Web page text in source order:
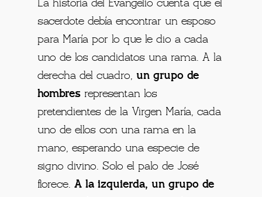
La historia del Evangelio cuenta que el
sacerdote debía encontrar un esposo
para María por lo que le dio a cada
uno de los candidatos una rama. A la
derecha del cuadro, un grupo de
hombres representan los
pretendientes de la Virgen María, cada
uno de ellos con una rama en la
mano, esperando una especie de
signo divino. Solo el palo de José
florece.A la izquierda, un grupo de